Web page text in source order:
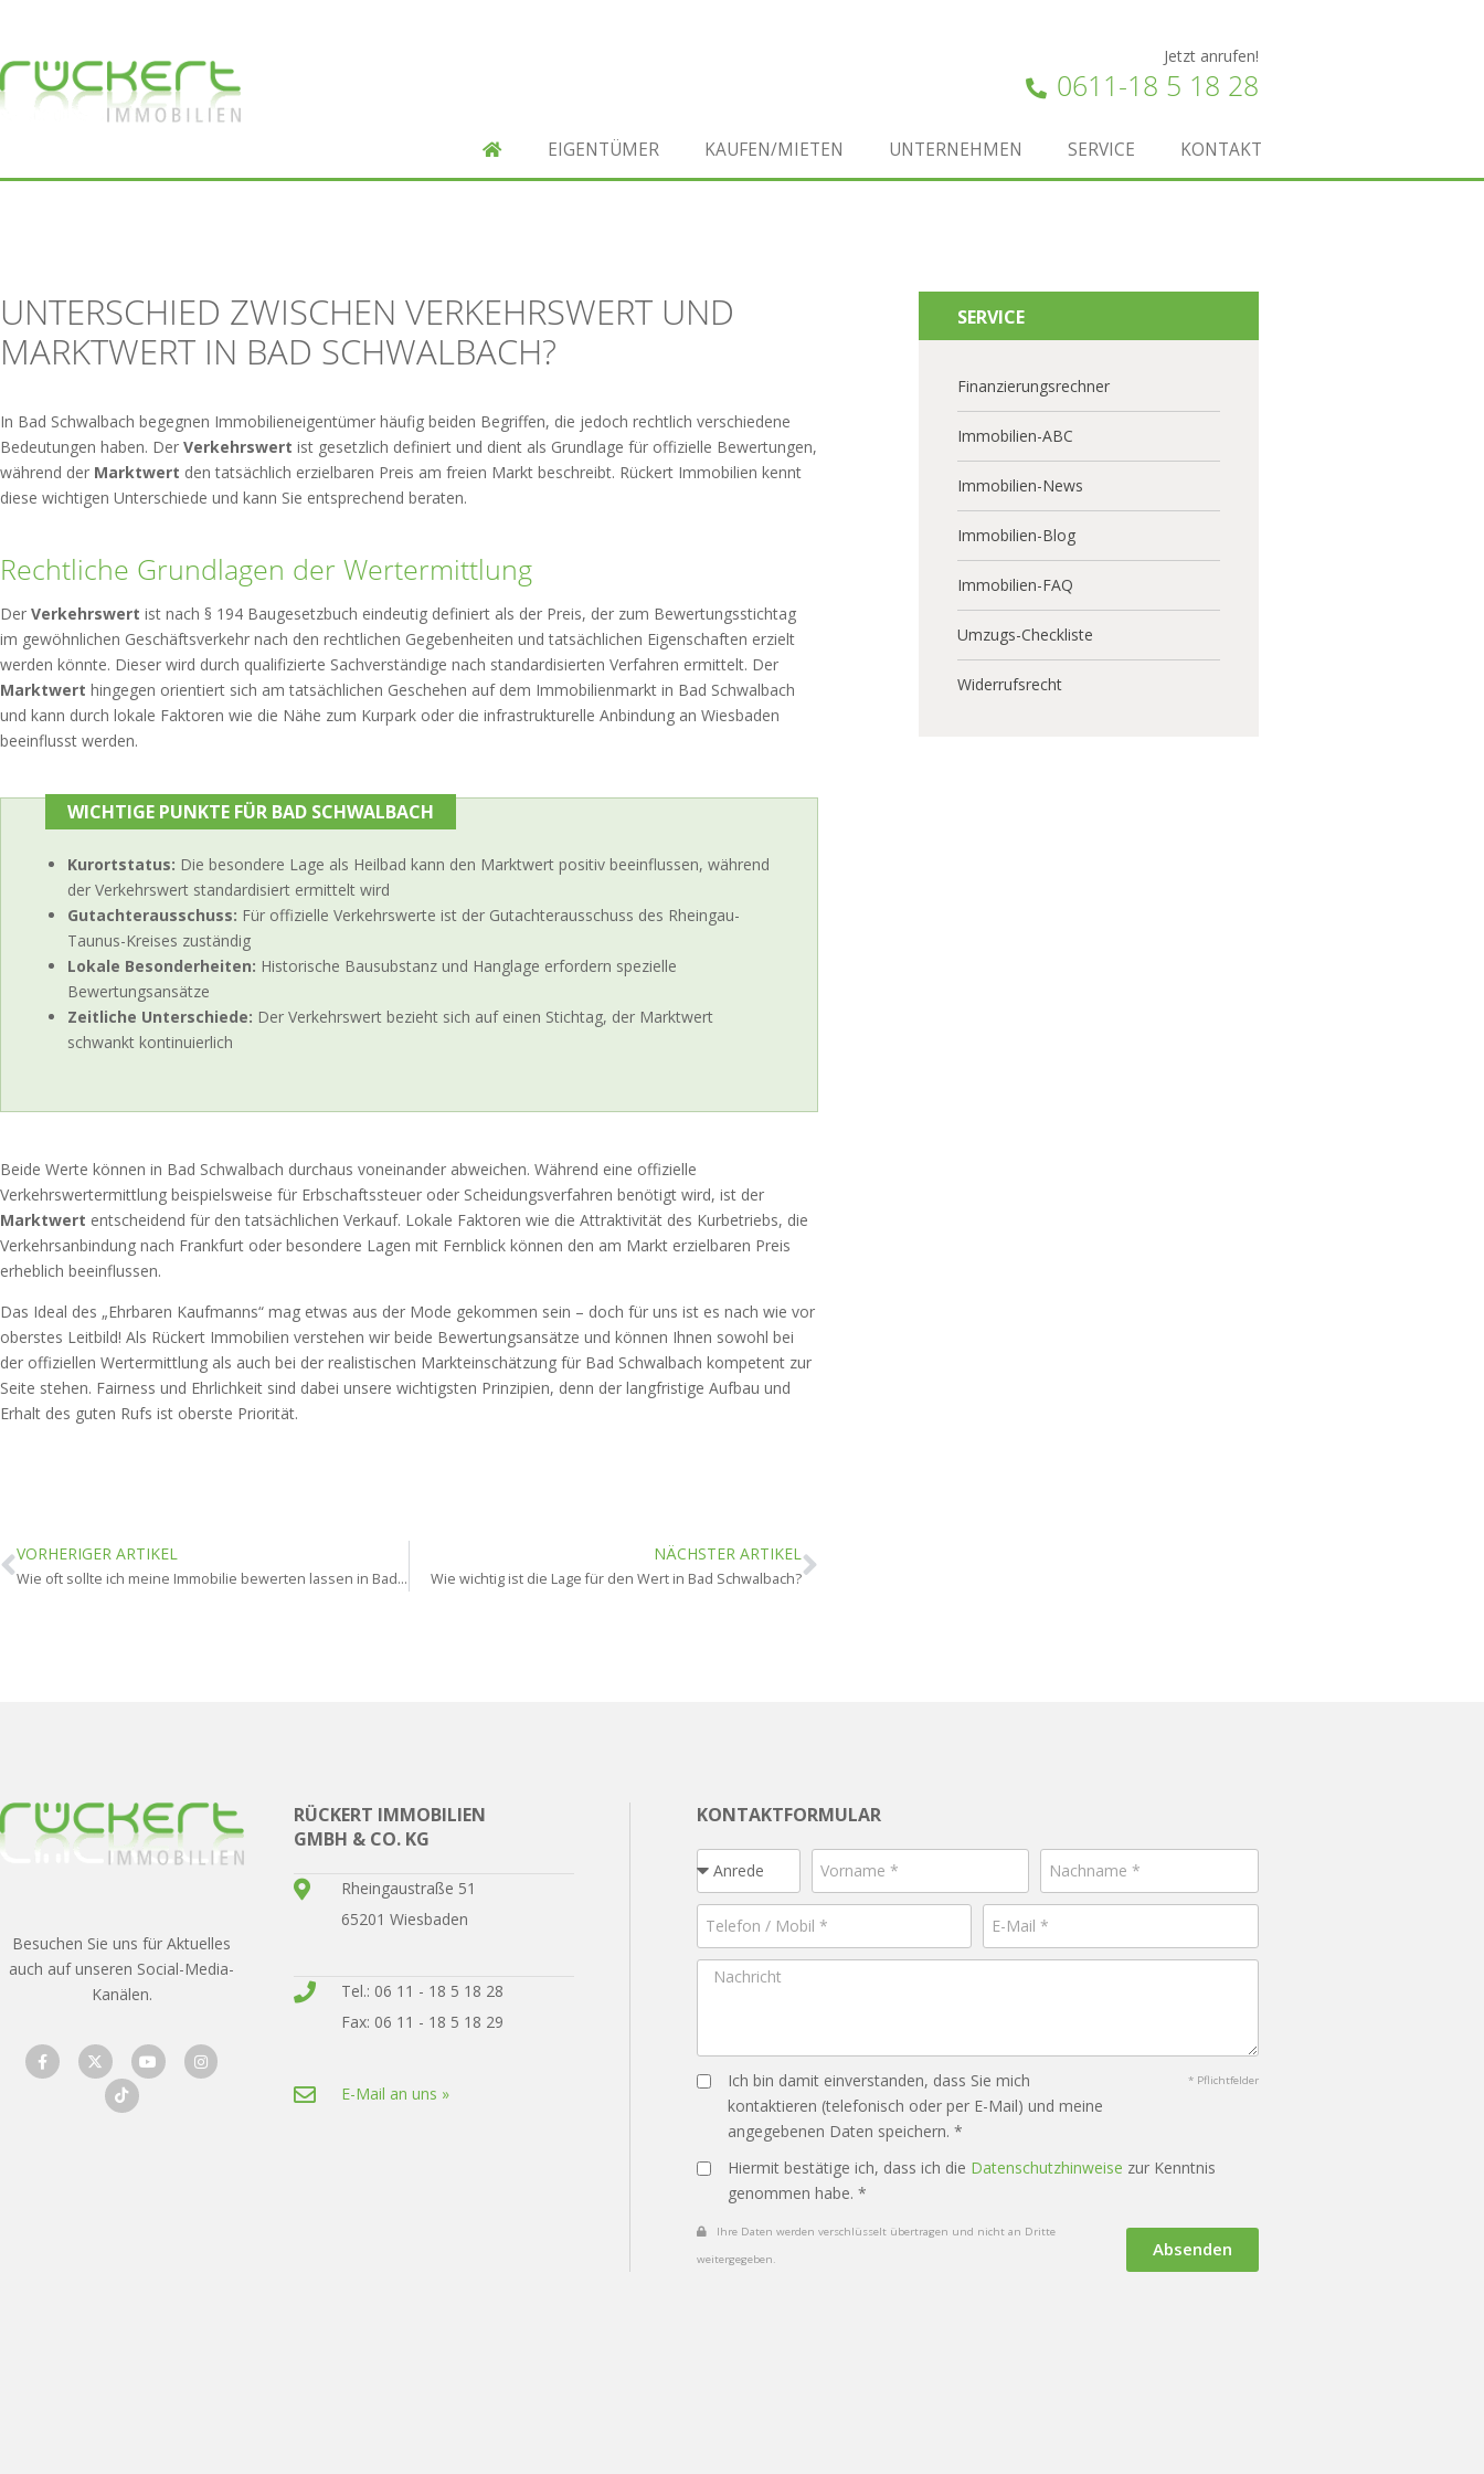
Jetzt anrufen!
0611-18 5 18 28
EIGENTÜMER KAUFEN/MIETEN UNTERNEHMEN SERVICE KONTAKT
UNTERSCHIED ZWISCHEN VERKEHRSWERT UND
MARKTWERT IN BAD SCHWALBACH?
In Bad Schwalbach begegnen Immobilieneigentümer häufig beiden Begriffen, die jedoch rechtlich verschiedene
Bedeutungen haben. Der Verkehrswert ist gesetzlich definiert und dient als Grundlage für offizielle Bewertungen,
während der Marktwert den tatsächlich erzielbaren Preis am freien Markt beschreibt. Rückert Immobilien kennt
diese wichtigen Unterschiede und kann Sie entsprechend beraten.
Rechtliche Grundlagen der Wertermittlung
Der Verkehrswert ist nach § 194 Baugesetzbuch eindeutig definiert als der Preis, der zum Bewertungsstichtag
im gewöhnlichen Geschäftsverkehr nach den rechtlichen Gegebenheiten und tatsächlichen Eigenschaften erzielt
werden könnte. Dieser wird durch qualifizierte Sachverständige nach standardisierten Verfahren ermittelt. Der
Marktwert hingegen orientiert sich am tatsächlichen Geschehen auf dem Immobilienmarkt in Bad Schwalbach
und kann durch lokale Faktoren wie die Nähe zum Kurpark oder die infrastrukturelle Anbindung an Wiesbaden
beeinflusst werden.
WICHTIGE PUNKTE FÜR BAD SCHWALBACH
Kurortstatus: Die besondere Lage als Heilbad kann den Marktwert positiv beeinflussen, während
der Verkehrswert standardisiert ermittelt wird
Gutachterausschuss: Für offizielle Verkehrswerte ist der Gutachterausschuss des Rheingau-
Taunus-Kreises zuständig
Lokale Besonderheiten: Historische Bausubstanz und Hanglage erfordern spezielle
Bewertungsansätze
Zeitliche Unterschiede: Der Verkehrswert bezieht sich auf einen Stichtag, der Marktwert
schwankt kontinuierlich
Beide Werte können in Bad Schwalbach durchaus voneinander abweichen. Während eine offizielle
Verkehrswertermittlung beispielsweise für Erbschaftssteuer oder Scheidungsverfahren benötigt wird, ist der
Marktwert entscheidend für den tatsächlichen Verkauf. Lokale Faktoren wie die Attraktivität des Kurbetriebs, die
Verkehrsanbindung nach Frankfurt oder besondere Lagen mit Fernblick können den am Markt erzielbaren Preis
erheblich beeinflussen.
Das Ideal des „Ehrbaren Kaufmanns“ mag etwas aus der Mode gekommen sein – doch für uns ist es nach wie vor
oberstes Leitbild! Als Rückert Immobilien verstehen wir beide Bewertungsansätze und können Ihnen sowohl bei
der offiziellen Wertermittlung als auch bei der realistischen Markteinschätzung für Bad Schwalbach kompetent zur
Seite stehen. Fairness und Ehrlichkeit sind dabei unsere wichtigsten Prinzipien, denn der langfristige Aufbau und
Erhalt des guten Rufs ist oberste Priorität.
VORHERIGER ARTIKEL
Wie oft sollte ich meine Immobilie bewerten lassen in Bad Schwalbach?
NÄCHSTER ARTIKEL
Wie wichtig ist die Lage für den Wert in Bad Schwalbach?
SERVICE
Finanzierungsrechner
Immobilien-ABC
Immobilien-News
Immobilien-Blog
Immobilien-FAQ
Umzugs-Checkliste
Widerrufsrecht
Besuchen Sie uns für Aktuelles
auch auf unseren Social-Media-
Kanälen.
RÜCKERT IMMOBILIEN
GMBH & CO. KG
Rheingaustraße 51
65201 Wiesbaden
Tel.: 06 11 - 18 5 18 28
Fax: 06 11 - 18 5 18 29
E-Mail an uns »
KONTAKTFORMULAR
Ich bin damit einverstanden, dass Sie mich
kontaktieren (telefonisch oder per E-Mail) und meine
angegebenen Daten speichern. *
* Pflichtfelder
Hiermit bestätige ich, dass ich die Datenschutzhinweise zur Kenntnis
genommen habe. *
Ihre Daten werden verschlüsselt übertragen und nicht an Dritte
weitergegeben.
Absenden